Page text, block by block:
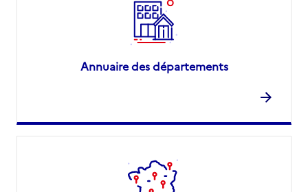
Annuaire des départements